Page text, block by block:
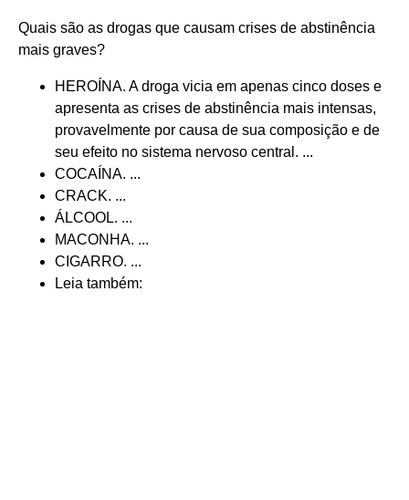
Quais são as drogas que causam crises de abstinência
mais graves?
HEROÍNA. A droga vicia em apenas cinco doses e
apresenta as crises de abstinência mais intensas,
provavelmente por causa de sua composição e de
seu efeito no sistema nervoso central. ...
COCAÍNA. ...
CRACK. ...
ÁLCOOL. ...
MACONHA. ...
CIGARRO. ...
Leia também: